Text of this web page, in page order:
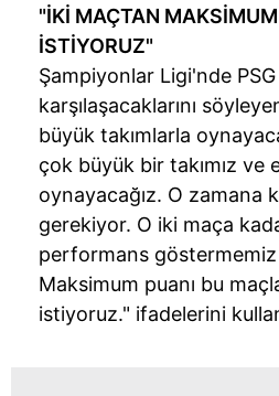
"İKİ MAÇTAN
İSTİYORUZ"
Şampiyonlar Ligi'nde
karşılaşacaklarını
büyük takımlarla
çok büyük bir takımız ve
oynayacağız. O zamana
gerekiyor. O iki maça
performans
Maksimum puanı bu
istiyoruz." ifadelerini